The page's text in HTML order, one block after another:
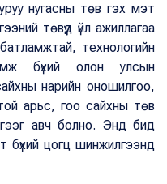
нугасны төв гэх мэт
төвүүд үйл ажиллагаа
технологийн
бүхий олон улсын
нарийн оношилгоо,
арьс, гоо сайхны төв
авч болно. Энд бид
бүхий цогц шинжилгээнд